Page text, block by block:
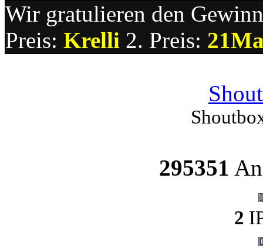
Wir gratulieren den
Preis: Krelli 2. Preis:
295351
2